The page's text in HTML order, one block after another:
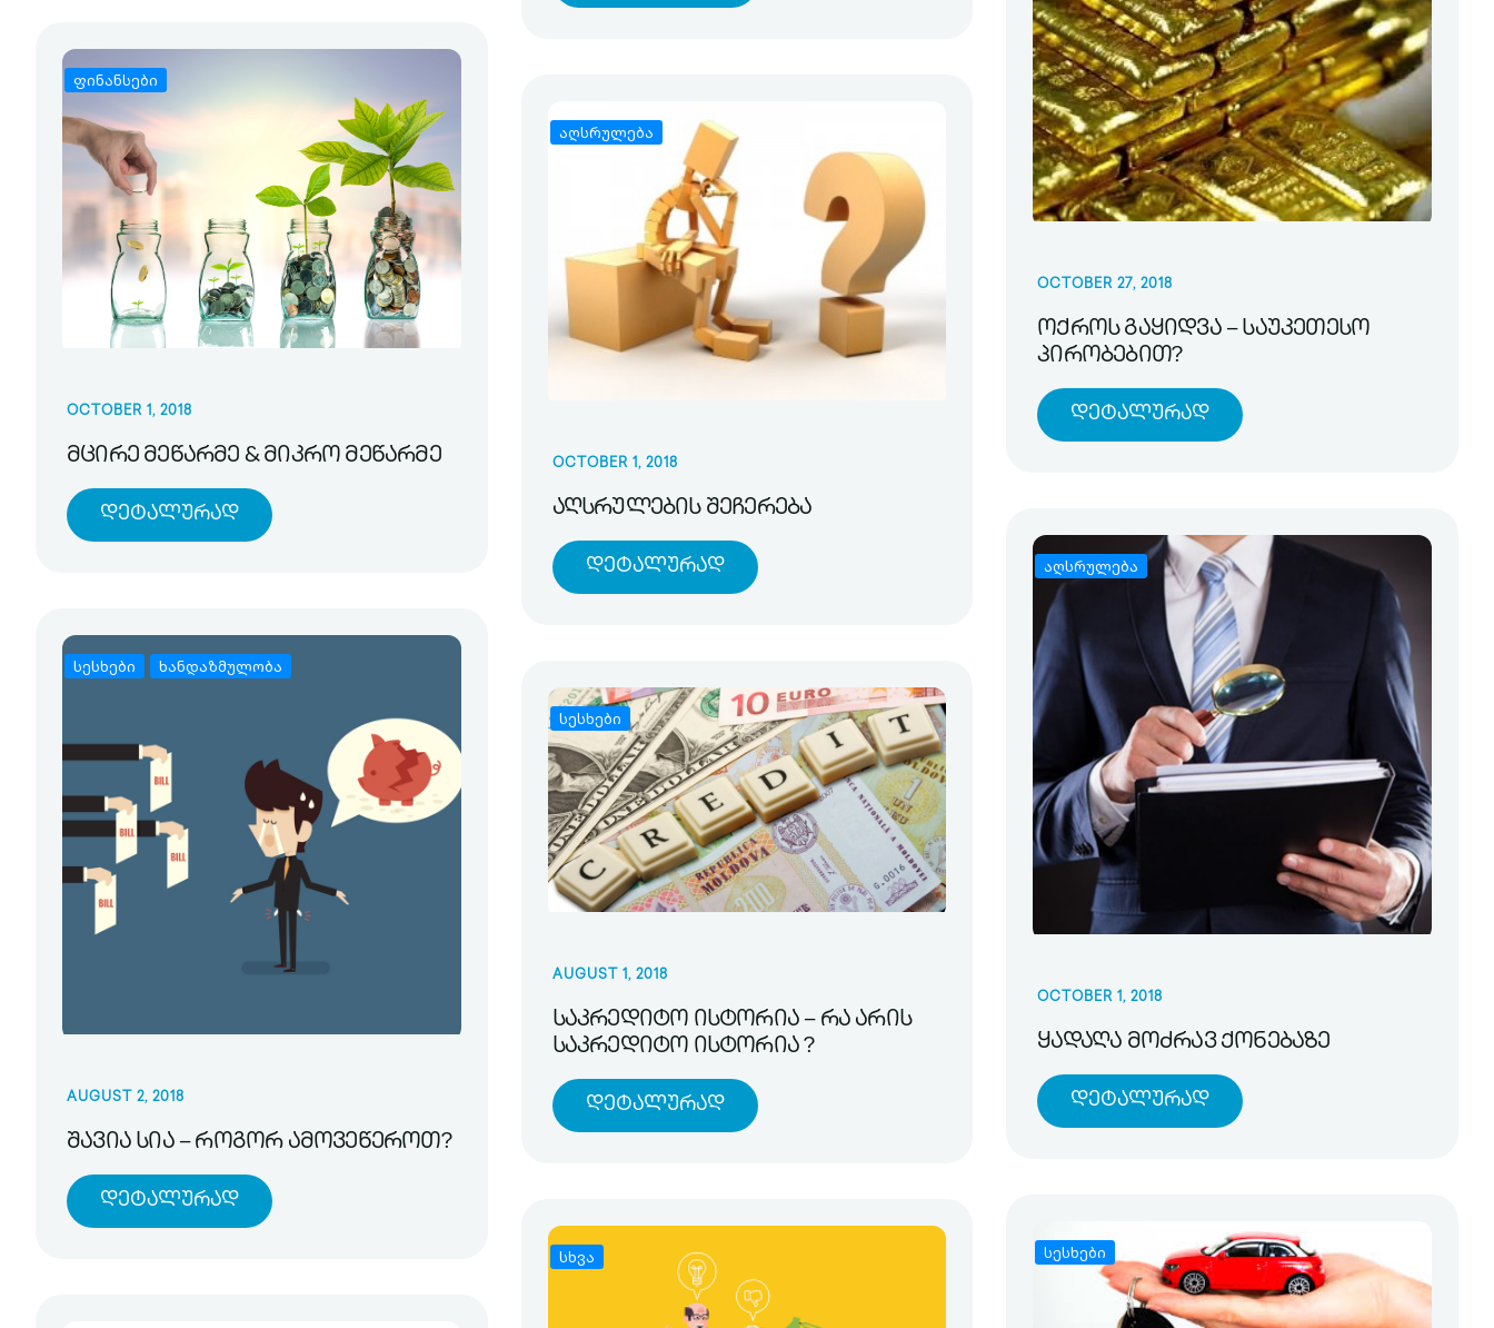
OCTOBER 27, 2018
ოქროს გაყიდვა – საუკეთესო
პირობებით?
Დეტალურად
ფინანსები
OCTOBER 1, 2018
მცირე მეწარმე & მიკრო მეწარმე
Დეტალურად
აღსრულება
OCTOBER 1, 2018
აღსრულების შეჩერება
Დეტალურად აღსრულება
OCTOBER 1, 2018
ყადაღა მოძრავ ქონებაზე
Დეტალურად
სესხები ხანდაზმულობა
AUGUST 2, 2018
შავია სია – როგორ ამოვეწეროთ?
Დეტალურად
სესხები
AUGUST 1, 2018
საკრედიტო ისტორია – რა არის
საკრედიტო ისტორია ?
Დეტალურად
სესხები
სხვა